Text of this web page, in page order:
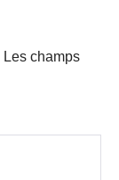
Les champs